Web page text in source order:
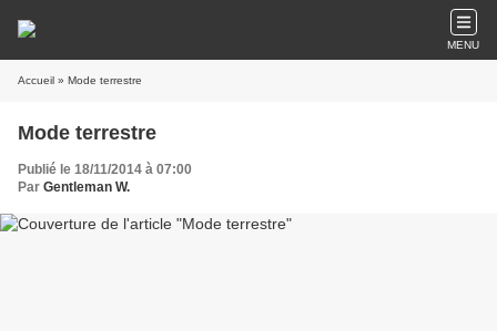
MENU
Accueil » Mode terrestre
Mode terrestre
Publié le 18/11/2014 à 07:00
Par Gentleman W.